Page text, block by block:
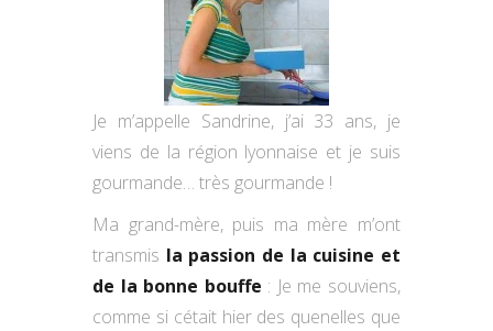
Je m’appelle Sandrine, j’ai 33 ans, je
viens de la région lyonnaise et je suis
gourmande… très gourmande !
Ma grand-mère, puis ma mère m’ont
transmis la passion de la cuisine et
de la bonne bouffe : Je me souviens,
comme si cétait hier des quenelles que